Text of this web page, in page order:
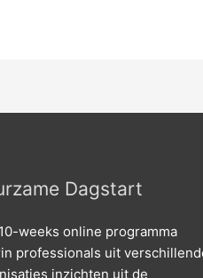
Dagstart
weeks online programma
professionals uit
inzichten uit de